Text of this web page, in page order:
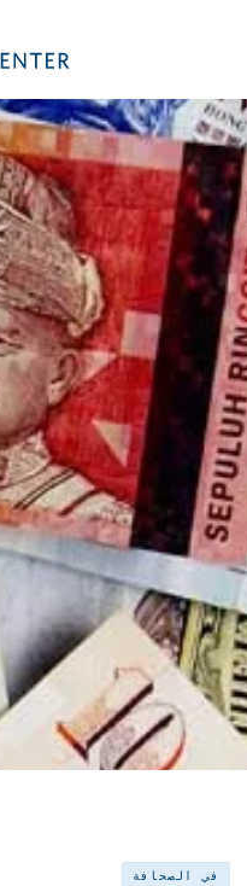
في الصحافة